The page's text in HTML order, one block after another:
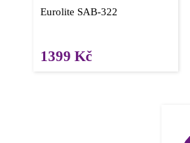
Eurolite SAB-322
1399 Kč